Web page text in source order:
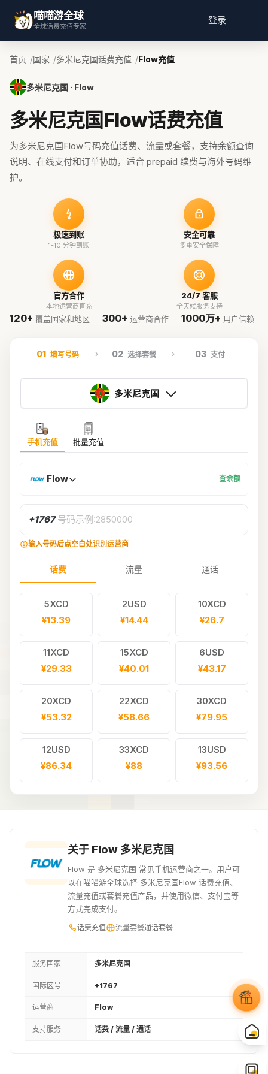
喵喵游全球
全球话费充值专家
登录
首页 国家 多米尼克国话费充值 Flow充值
多米尼克国 · Flow
多米尼克国Flow话费充值
为多米尼克国Flow号码充值话费、流量或套餐，支持余额查询
说明、在线支付和订单协助，适合 prepaid 续费与海外号码维
护。
极速到账
1-10 分钟到账
安全可靠
多重安全保障
官方合作
本地运营商直充
24/7 客服
全天候服务支持
120+ 覆盖国家和地区 300+ 运营商合作 1000万+ 用户信赖
01 填写号码 02 选择套餐 03 支付
多米尼克国
手机充值 批量充值
Flow 查余额
+1767 号码示例:2850000
输入号码后点空白处识别运营商
话费 流量 通话
5XCD
¥13.39
2USD
¥14.44
10XCD
¥26.7
11XCD
¥29.33
15XCD
¥40.01
6USD
¥43.17
20XCD
¥53.32
22XCD
¥58.66
30XCD
¥79.95
12USD
¥86.34
33XCD
¥88
13USD
¥93.56
50XCD
¥133.27
20USD
¥143.95
关于 Flow 多米尼克国
Flow 是 多米尼克国 常见手机运营商之一。用户可
以在喵喵游全球选择 多米尼克国Flow 话费充值、
流量充值或套餐充值产品，并使用微信、支付宝等
方式完成支付。
话费充值 流量套餐通话套餐
服务国家 多米尼克国
国际区号 +1767
运营商 Flow
支持服务 话费 / 流量 / 通话